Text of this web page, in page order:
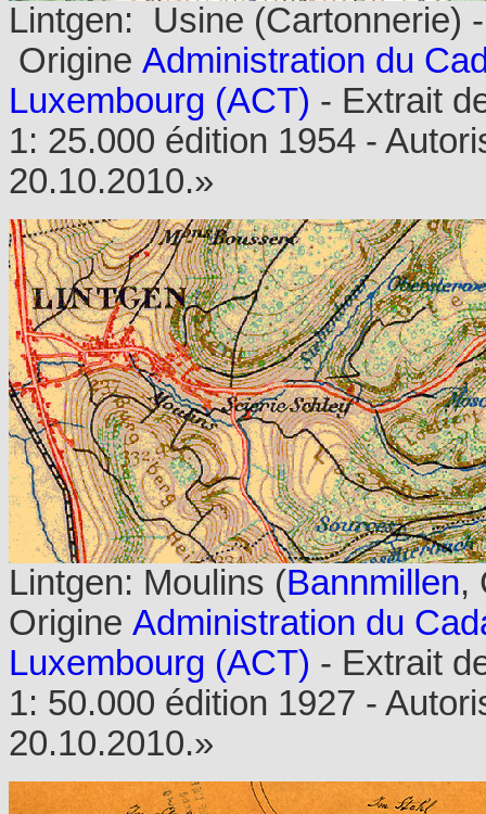
Lintgen: Usine (Cartonnerie)
Origine Administration du
Luxembourg (ACT) - Extrait
1: 25.000 édition 1954 -
20.10.2010.»
Lintgen: Moulins (Bannmillen,
Origine Administration du
Luxembourg (ACT) - Extrait
1: 50.000 édition 1927 -
20.10.2010.»